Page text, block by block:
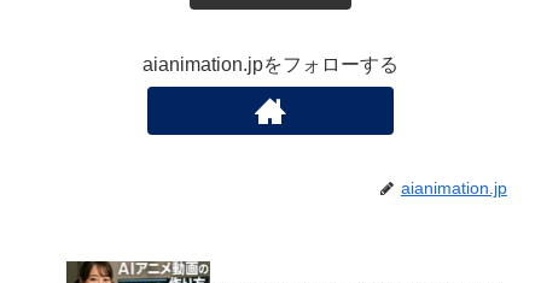
aianimation.jpをフォローする
aianimation.jp